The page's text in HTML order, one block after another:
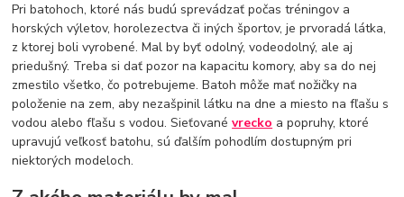
Pri batohoch, ktoré nás budú sprevádzať počas tréningov a
horských výletov, horolezectva či iných športov, je prvoradá látka,
z ktorej boli vyrobené. Mal by byť odolný, vodeodolný, ale aj
priedušný. Treba si dať pozor na kapacitu komory, aby sa do nej
zmestilo všetko, čo potrebujeme. Batoh môže mať nožičky na
položenie na zem, aby nezašpinil látku na dne a miesto na fľašu s
vodou alebo fľašu s vodou. Sieťovanévrecko a popruhy, ktoré
upravujú veľkosť batohu, sú ďalším pohodlím dostupným pri
niektorých modeloch.